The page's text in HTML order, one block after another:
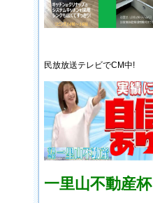
民放放送テレビでCM中!
一里山不動産杯